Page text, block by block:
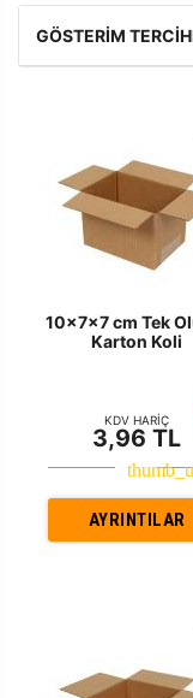
GÖSTERIM
10x7x7 cm Tek
Karton Koli
KDV HARİÇ
3,96 TL
AYRINTILAR